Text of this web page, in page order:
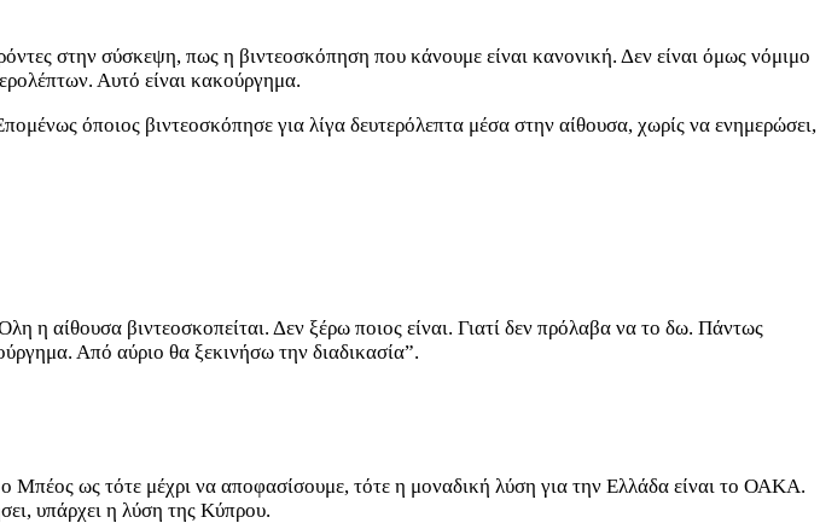
στην σύσκεψη, πως η βιντεοσκόπηση που κάνουμε είναι κανονική. Δεν είναι όμως νόμιμο
Αυτό είναι κακούργημα.
όποιος βιντεοσκόπησε για λίγα δευτερόλεπτα μέσα στην αίθουσα, χωρίς να ενημερώσει,
η αίθουσα βιντεοσκοπείται. Δεν ξέρω ποιος είναι. Γιατί δεν πρόλαβα να το δω. Πάντως
Από αύριο θα ξεκινήσω την διαδικασία”.
Μπέος ως τότε μέχρι να αποφασίσουμε, τότε η μοναδική λύση για την Ελλάδα είναι το ΟΑΚΑ.
υπάρχει η λύση της Κύπρου.